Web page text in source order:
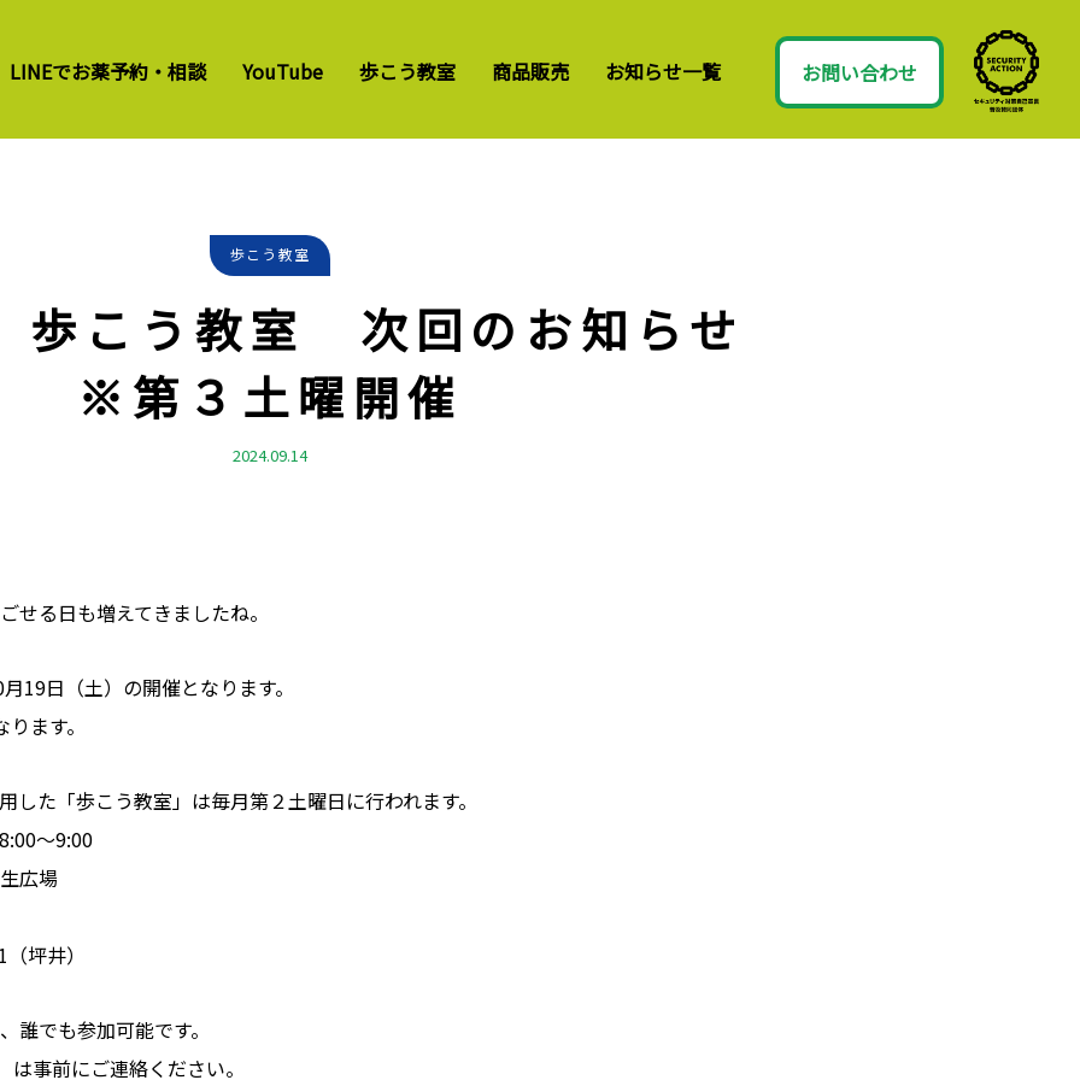
LINEでお薬予約・相談 YouTube 歩こう教室 商品販売 お知らせ一覧 お問い合わせ
歩こう教室
歩こう教室 次回のお知らせ
※第３土曜開催
2024.09.14
せる日も増えてきましたね。
19日（土）の開催となります。
ます。
した「歩こう教室」は毎月第２土曜日に行われます。
～9:00
広場
坪井）
誰でも参加可能です。
事前にご連絡ください。